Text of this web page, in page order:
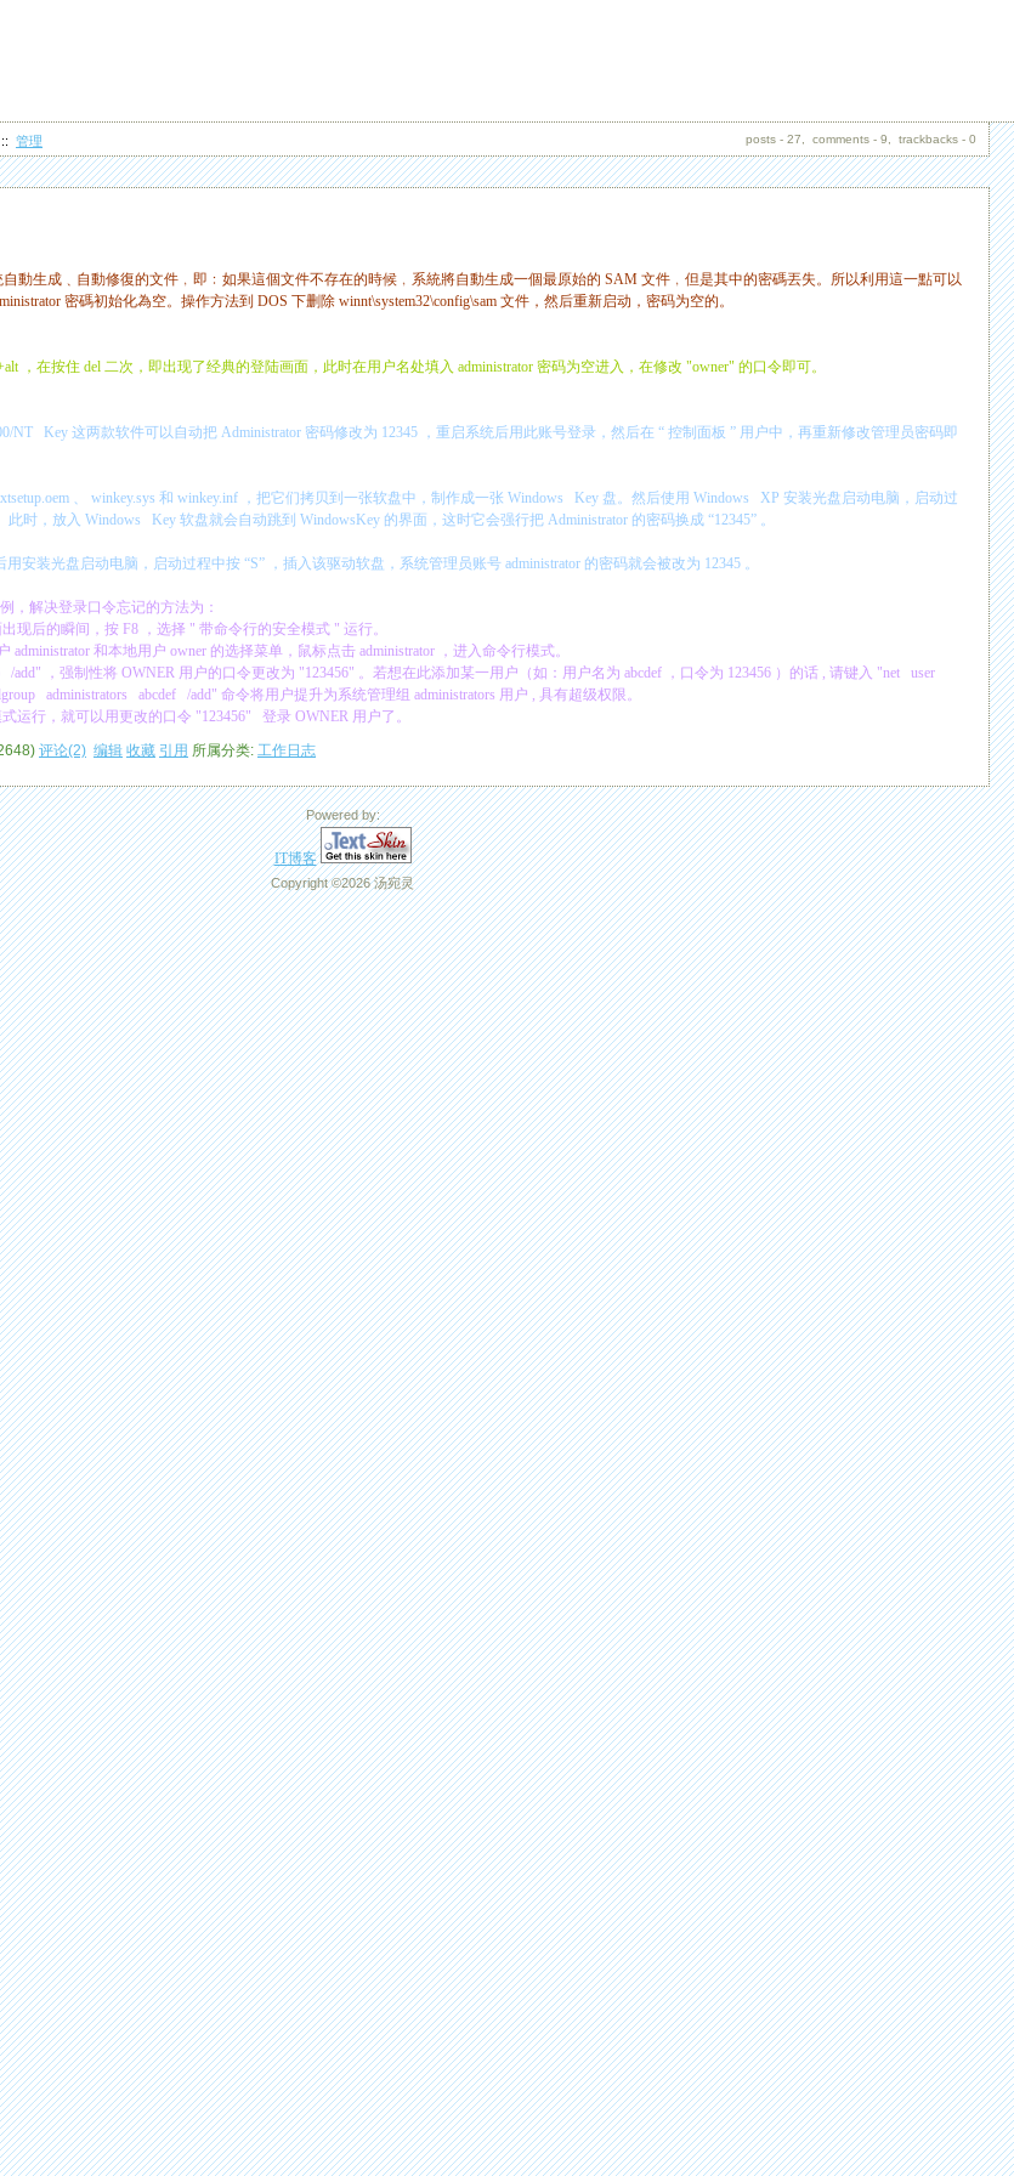
:: 管理 posts - 27, comments - 9, trackbacks - 0
動生成﹑自動修復的文件﹐即﹕如果這個文件不存在的時候﹐系統將自動生成一個最原始的 SAM 文件﹐但是其中的密碼丟失。所以利用這一點可以
密碼初始化為空。操作方法到 DOS 下删除 winnt\system32\config\sam 文件，然后重新启动，密码为空的。
，在按住 del 二次，即出现了经典的登陆画面，此时在用户名处填入 administrator 密码为空进入，在修改 "owner" 的口令即可。
NT Key 这两款软件可以自动把 Administrator 密码修改为 12345 ，重启系统后用此账号登录，然后在 “ 控制面板 ” 用户中，再重新修改管理员密码即
、 winkey.sys 和 winkey.inf ，把它们拷贝到一张软盘中，制作成一张 Windows Key 盘。然后使用 Windows XP 安装光盘启动电脑，启动过
此时，放入 Windows Key 软盘就会自动跳到 WindowsKey 的界面，这时它会强行把 Administrator 的密码换成 “12345” 。
安装光盘启动电脑，启动过程中按 “S” ，插入该驱动软盘，系统管理员账号 administrator 的密码就会被改为 12345 。
，解决登录口令忘记的方法为：
出现后的瞬间，按 F8 ，选择 " 带命令行的安全模式 " 运行。
administrator 和本地用户 owner 的选择菜单，鼠标点击 administrator ，进入命令行模式。
/add" ，强制性将 OWNER 用户的口令更改为 "123456" 。若想在此添加某一用户（如：用户名为 abcdef ，口令为 123456 ）的话 , 请键入 "net user
administrators abcdef /add" 命令将用户提升为系统管理组 administrators 用户 , 具有超级权限。
式运行，就可以用更改的口令 "123456" 登录 OWNER 用户了。
评论(2) 编辑 收藏 引用 所属分类: 工作日志
Powered by:
IT博客
Copyright ©2026 汤宛灵